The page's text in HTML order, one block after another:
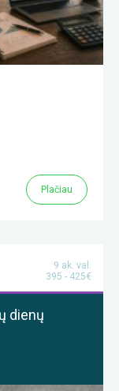
Plačiau
9 ak. val.
395 - 425€
dienų